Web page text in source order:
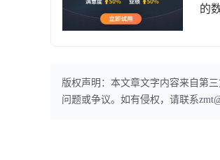
的
版权声明：本文章文字内容来自第
问题或争议。如有侵权，请联系